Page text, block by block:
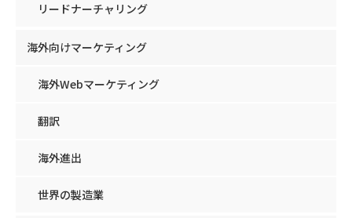
リードナーチャリング
海外向けマーケティング
海外Webマーケティング
翻訳
海外進出
世界の製造業